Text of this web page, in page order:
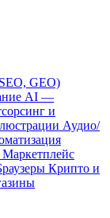
GEO)
AI —
и
Аудио/
Маркетплейс
Крипто и